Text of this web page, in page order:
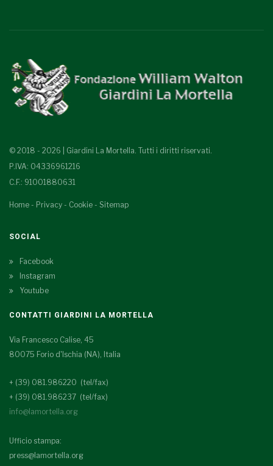
© 2018 - 2026 | Giardini La Mortella. Tutti i diritti riservati.
P.IVA: 04336961216
C.F.: 91001880631
Home - Privacy - Cookie - Sitemap
SOCIAL
Facebook
Instagram
Youtube
CONTATTI GIARDINI LA MORTELLA
Via Francesco Calise, 45
80075 Forio d'Ischia (NA), Italia
+ (39) 081.986220 (tel/fax)
+ (39) 081.986237 (tel/fax)
info@lamortella.org
Ufficio stampa:
press@lamortella.org